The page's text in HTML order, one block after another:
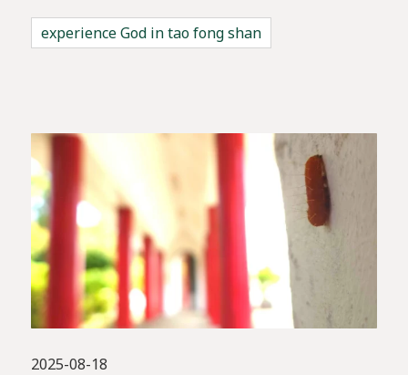
experience God in tao fong shan
2025-08-18